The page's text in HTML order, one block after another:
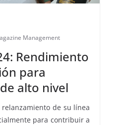
Management
Rendimiento
para
alto nivel
de su línea
para contribuir a